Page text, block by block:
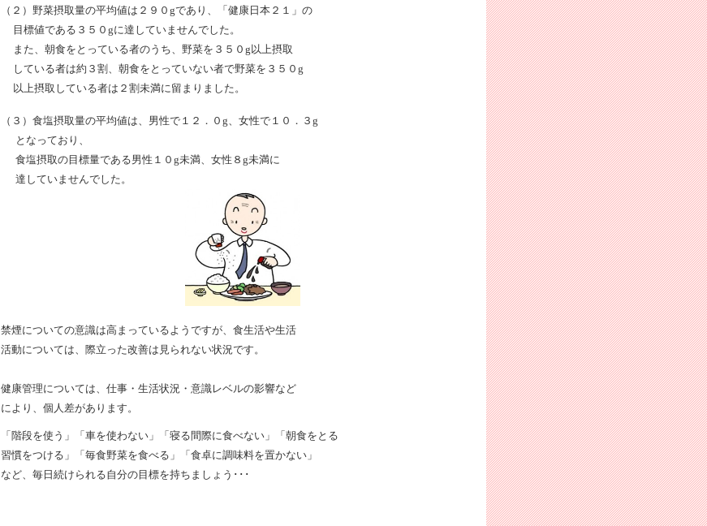
（２）野菜摂取量の平均値は２９０gであり、「健康日本２１」の
目標値である３５０gに達していませんでした。
また、朝食をとっている者のうち、野菜を３５０g以上摂取
している者は約３割、朝食をとっていない者で野菜を３５０g
以上摂取している者は２割未満に留まりました。
（３）食塩摂取量の平均値は、男性で１２．０g、女性で１０．３g
となっており、
食塩摂取の目標量である男性１０g未満、女性８g未満に
達していませんでした。
禁煙についての意識は高まっているようですが、食生活や生活
活動については、際立った改善は 見られない状況です。
健康管理については、仕事・生活状況・意識レベルの影響など
により、個人差があります。
「階段を使う」「車を使わない」「寝る間際に食べない」「朝食をとる
習慣をつける」「毎食野菜を食べる」「食卓に調味料を置かない」
など、毎日続けられる自分の目標を持ちましょう･･･